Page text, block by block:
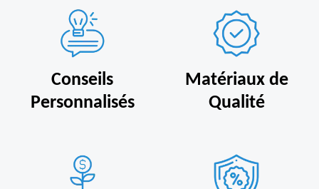
Conseils
Personnalisés
Matériaux de
Qualité